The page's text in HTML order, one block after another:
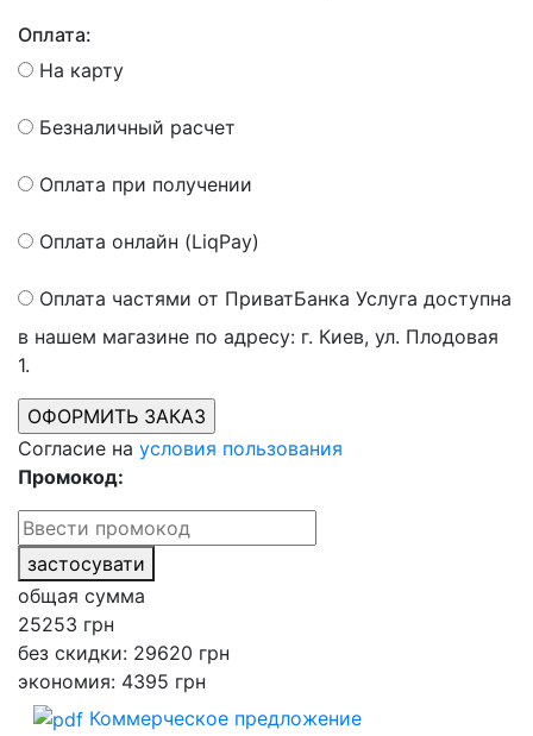
Оплата:
На карту
Безналичный расчет
Оплата при получении
Оплата онлайн (LiqPay)
Оплата частями от ПриватБанка Услуга доступна
в нашем магазине по адресу: г. Киев, ул. Плодовая
1.
Согласие на условия пользования
Промокод:
застосувати
общая сумма
25253 грн
без скидки: 29620 грн
экономия: 4395 грн
Коммерческое предложение